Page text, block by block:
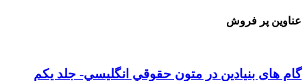
عناوین پر فروش
گام های بنیادین در متون حقوقي انگليسي- جلد يكم